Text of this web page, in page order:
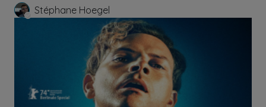
Stéphane Hoegel